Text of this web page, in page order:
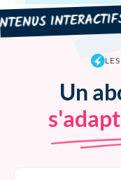
INTERACTIFS
Un